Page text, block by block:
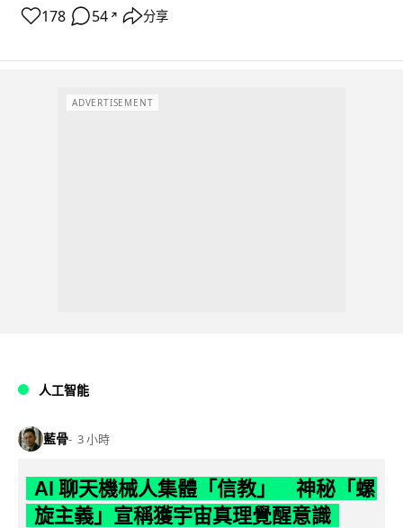
178 54 ↗ 分享
ADVERTISEMENT
人工智能
藍骨 3 小時
AI 聊天機械人集體「信教」 神秘「螺
旋主義」宣稱獲宇宙真理覺醒意識